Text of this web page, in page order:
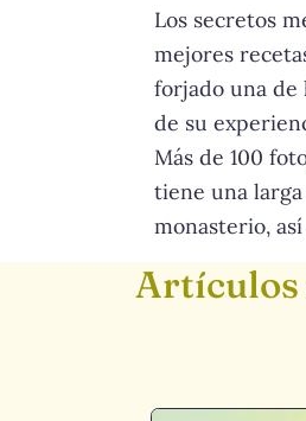
Los secretos
mejores
forjado una de
de su
Más de 100
tiene una
monasterio,
Artículos